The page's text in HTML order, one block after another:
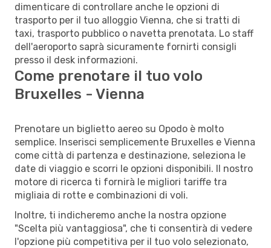
dimenticare di controllare anche le opzioni di
trasporto per il tuo alloggio Vienna, che si tratti di
taxi, trasporto pubblico o navetta prenotata. Lo staff
dell'aeroporto saprà sicuramente fornirti consigli
presso il desk informazioni.
Come prenotare il tuo volo
Bruxelles - Vienna
Prenotare un biglietto aereo su Opodo è molto
semplice. Inserisci semplicemente Bruxelles e Vienna
come città di partenza e destinazione, seleziona le
date di viaggio e scorri le opzioni disponibili. Il nostro
motore di ricerca ti fornirà le migliori tariffe tra
migliaia di rotte e combinazioni di voli.
Inoltre, ti indicheremo anche la nostra opzione
"Scelta più vantaggiosa", che ti consentirà di vedere
l'opzione più competitiva per il tuo volo selezionato,